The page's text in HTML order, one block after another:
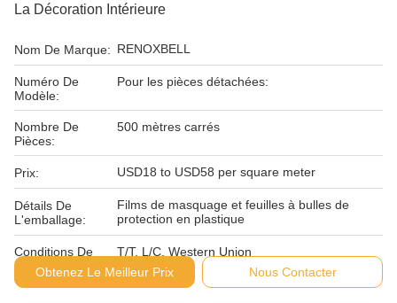
La Décoration Intérieure
Nom De Marque: RENOXBELL
Numéro De
Modèle:
Pour les pièces détachées:
Nombre De
Pièces:
500 mètres carrés
Prix: USD18 to USD58 per square meter
Détails De
L'emballage:
Films de masquage et feuilles à bulles de
protection en plastique
Conditions De
Paiement:
T/T, L/C, Western Union
Obtenez Le Meilleur Prix
Nous Contacter